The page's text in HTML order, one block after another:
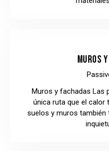
MUROS
Muros y fachadas Las
única ruta que el calor
suelos y muros también